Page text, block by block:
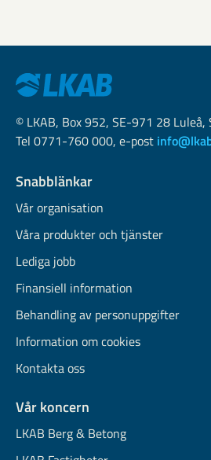
© LKAB, Box 952, SE-971 28 Luleå,
Tel 0771-760 000, e-post
Snabblänkar
Vår organisation
Våra produkter och tjänster
Lediga jobb
Finansiell information
Behandling av personuppgifter
Information om cookies
Kontakta oss
Vår koncern
LKAB Berg & Betong